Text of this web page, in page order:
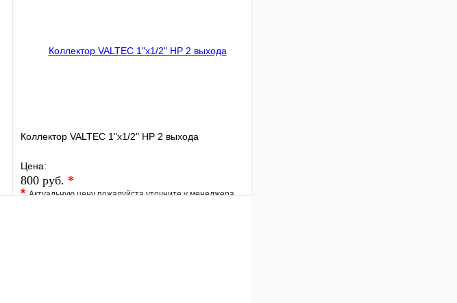
Коллектор VALTEC 1"х1/2" НР 2 выхода
Цена:
800 руб. *
*Актуальную цену пожалуйста уточните у менеджера